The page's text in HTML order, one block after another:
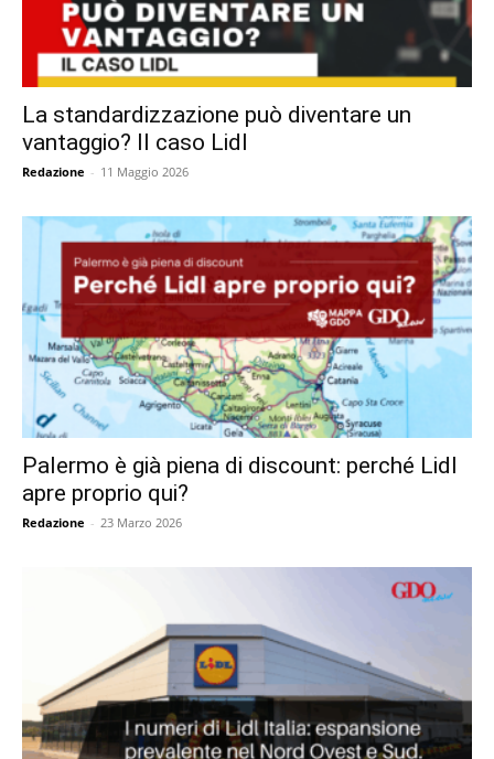
La standardizzazione può diventare un
vantaggio? Il caso Lidl
Redazione - 11 Maggio 2026
Palermo è già piena di discount: perché Lidl
apre proprio qui?
Redazione - 23 Marzo 2026